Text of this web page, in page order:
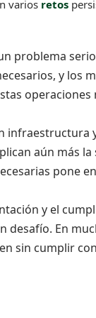
varios retos
problema
y los
infraestructura
aún más
pone
y el
En
sin cumplir